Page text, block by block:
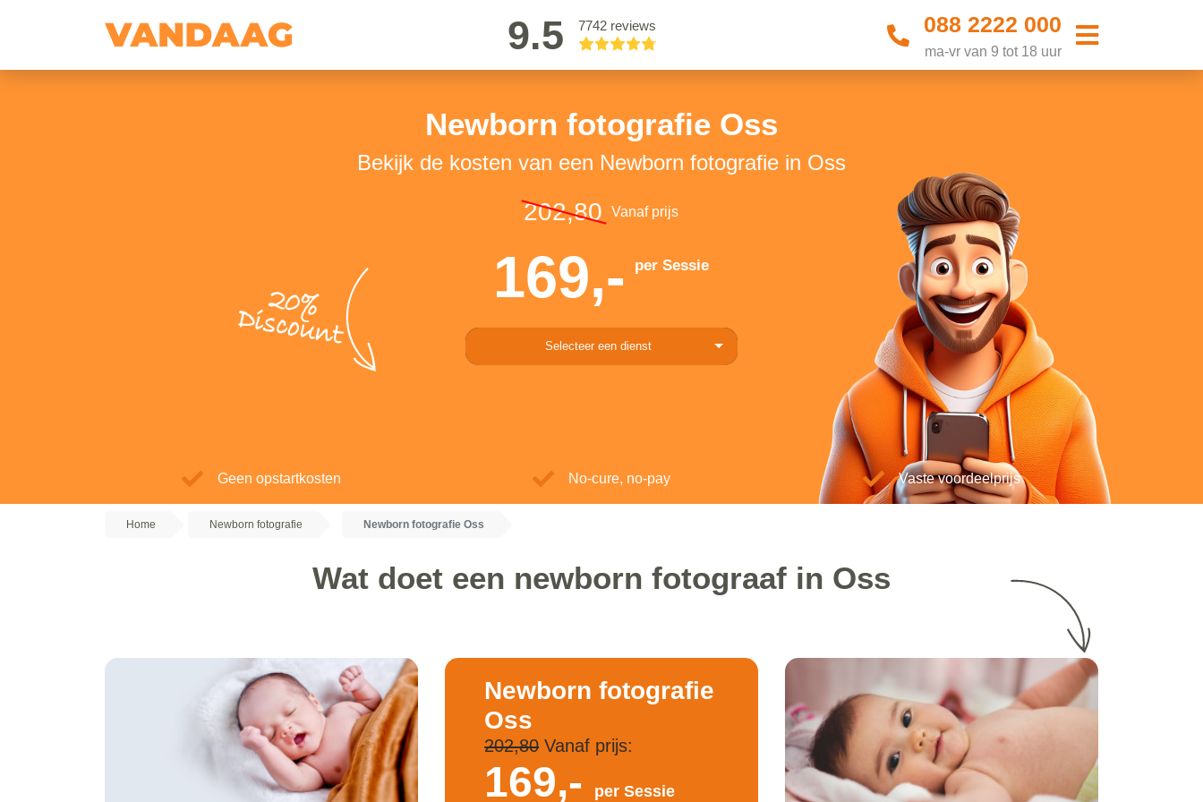
9.5 7742 reviews 088 2222 000
ma-vr van 9 tot 18 uur
Newborn fotografie Oss
Bekijk de kosten van een Newborn fotografie in Oss
20%
Discount
202,80 Vanaf prijs
169,- per Sessie
Selecteer een dienst
Geen opstartkosten No-cure, no-pay Vaste voordeelprijs
Home Newborn fotografie Newborn fotografie Oss
Wat doet een newborn fotograaf in Oss
Newborn fotografie
Oss
202,80Vanaf prijs:
169,- per Sessie